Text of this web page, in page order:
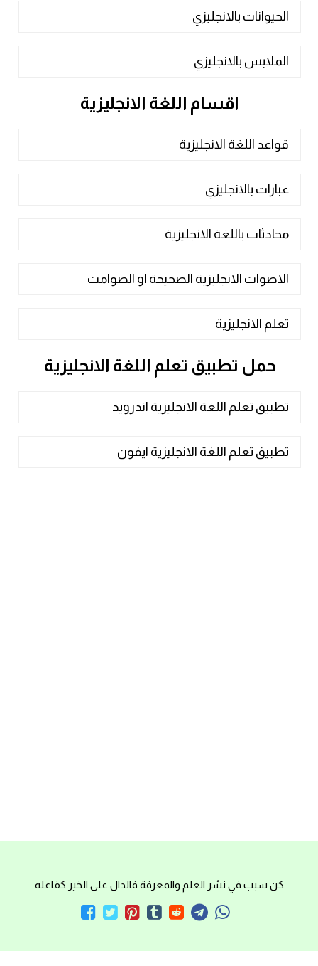
الحيوانات بالانجليزي
الملابس بالانجليزي
اقسام اللغة الانجليزية
قواعد اللغة الانجليزية
عبارات بالانجليزي
محادثات باللغة الانجليزية
الاصوات الانجليزية الصحيحة او الصوامت
تعلم الانجليزية
حمل تطبيق تعلم اللغة الانجليزية
تطبيق تعلم اللغة الانجليزية اندرويد
تطبيق تعلم اللغة الانجليزية ايفون
كن سبب في نشر العلم والمعرفة فالدال على الخير كفاعله